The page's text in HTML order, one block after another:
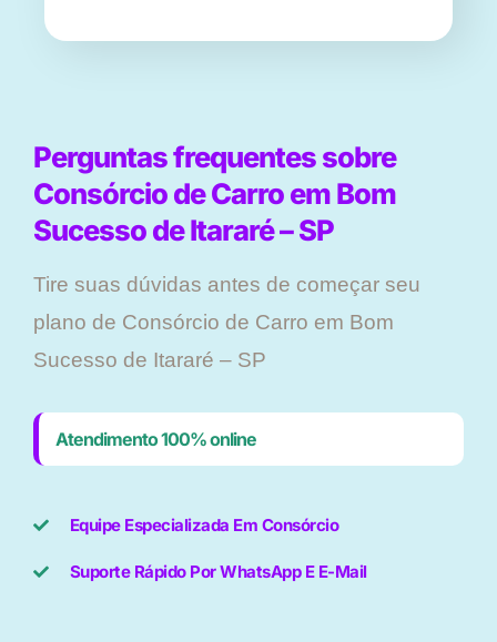
Perguntas frequentes sobre
Consórcio de Carro em Bom
Sucesso de Itararé – SP
Tire suas dúvidas antes de começar seu
plano ​de Consórcio de Carro em Bom
Sucesso de Itararé – SP
Atendimento 100% online
Equipe Especializada Em Consórcio
Suporte Rápido Por WhatsApp E E-Mail